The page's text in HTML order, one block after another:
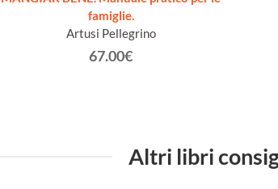
famiglie.
Artusi Pellegrino
67.00€
Altri libri